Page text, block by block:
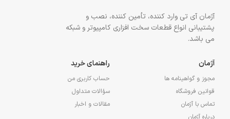
آژمان آی تی وارد کننده، تأمین کننده، نصب و
پشتیبانی انواع قطعات سخت افزاری کامپیوتر و شبکه
می باشد.
آژمان
مجوز و گواهینامه ها
قوانین فروشگاه
تماس با آژمان
درباره آژمان
راهنمای خرید
حساب کاربری من
سؤالات متداول
مقالات و اخبار